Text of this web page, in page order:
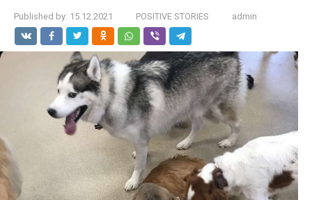
Published by: 15.12.2021 POSITIVE STORIES admin